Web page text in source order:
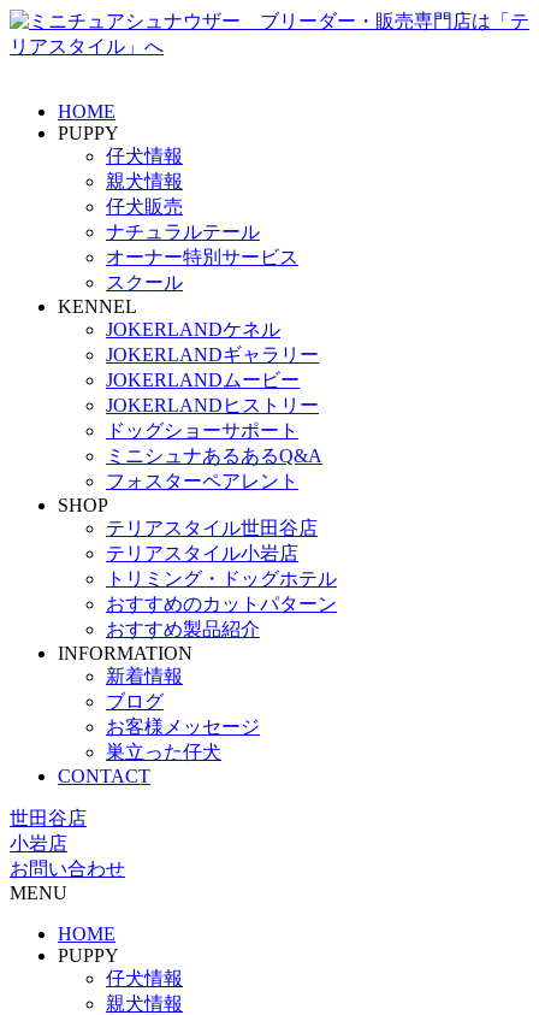
HOME
PUPPY
仔犬情報
親犬情報
仔犬販売
ナチュラルテール
オーナー特別サービス
スクール
KENNEL
JOKERLANDケネル
JOKERLANDギャラリー
JOKERLANDムービー
JOKERLANDヒストリー
ドッグショーサポート
ミニシュナあるあるQ&A
フォスターペアレント
SHOP
テリアスタイル世田谷店
テリアスタイル小岩店
トリミング・ドッグホテル
おすすめのカットパターン
おすすめ製品紹介
INFORMATION
新着情報
ブログ
お客様メッセージ
巣立った仔犬
CONTACT
世田谷店
小岩店
お問い合わせ
MENU
HOME
PUPPY
仔犬情報
親犬情報